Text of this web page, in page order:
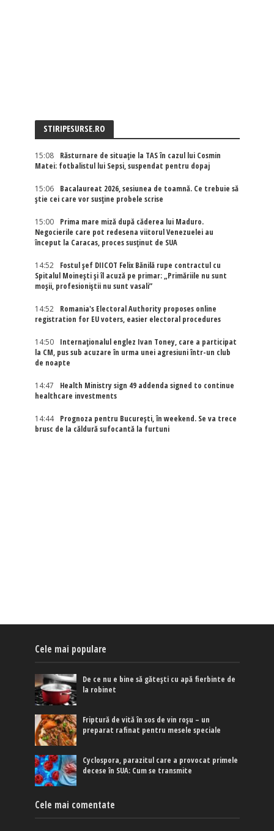
STIRIPESURSE.RO
15:08
Răsturnare de situație la TAS în cazul lui Cosmin
Matei: fotbalistul lui Sepsi, suspendat pentru dopaj
15:06
Bacalaureat 2026, sesiunea de toamnă. Ce trebuie să
știe cei care vor susține probele scrise
15:00
Prima mare miză după căderea lui Maduro.
Negocierile care pot redesena viitorul Venezuelei au
început la Caracas, proces susținut de SUA
14:52
Fostul șef DIICOT Felix Bănilă rupe contractul cu
Spitalul Moinești și îl acuză pe primar: „Primăriile nu sunt
moșii, profesioniștii nu sunt vasali”
14:52
Romania's Electoral Authority proposes online
registration for EU voters, easier electoral procedures
14:50
Internaţionalul englez Ivan Toney, care a participat
la CM, pus sub acuzare în urma unei agresiuni într-un club
de noapte
14:47
Health Ministry sign 49 addenda signed to continue
healthcare investments
14:44
Prognoza pentru București, în weekend. Se va trece
brusc de la căldură sufocantă la furtuni
Cele mai populare
De ce nu e bine să gătești cu apă fierbinte de
la robinet
Friptură de vită în sos de vin roșu – un
preparat rafinat pentru mesele speciale
Cyclospora, parazitul care a provocat primele
decese în SUA: Cum se transmite
Cele mai comentate